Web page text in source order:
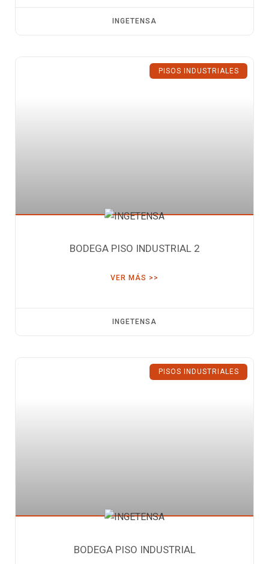
INGETENSA
PISOS INDUSTRIALES
BODEGA PISO INDUSTRIAL 2
VER MÁS >>
INGETENSA
PISOS INDUSTRIALES
BODEGA PISO INDUSTRIAL